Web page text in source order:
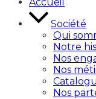
Société
Qui
Notre
Nos
Nos
Nos